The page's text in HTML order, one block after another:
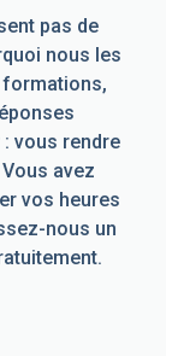
pas de
nous les
vous rendre
avez
vos heures
nous un